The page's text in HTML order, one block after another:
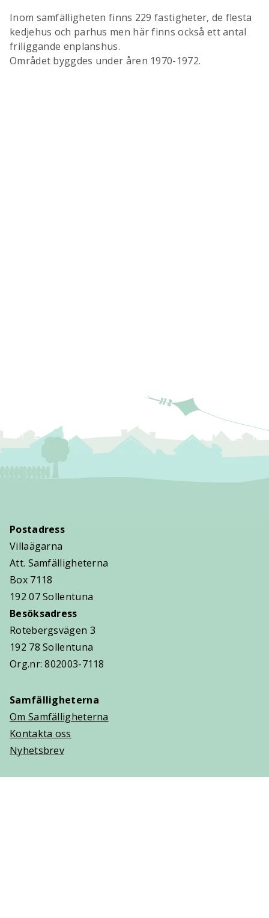
Inom samfälligheten finns 229 fastigheter, de flesta
kedjehus och parhus men här finns också ett antal
friliggande enplanshus.
Området byggdes under åren 1970-1972.
Postadress
Villaägarna
Att. Samfälligheterna
Box 7118
192 07 Sollentuna
Besöksadress
Rotebergsvägen 3
192 78 Sollentuna
Org.nr: 802003-7118
Samfälligheterna
Om Samfälligheterna
Kontakta oss
Nyhetsbrev